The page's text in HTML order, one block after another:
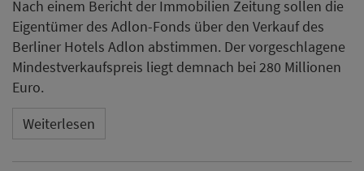
Nach einem Bericht der Immobilien Zeitung sollen die
Eigentümer des Adlon-Fonds über den Verkauf des
Berliner Hotels Adlon abstimmen. Der vorgeschlagene
Mindestverkaufspreis liegt demnach bei 280 Millionen
Euro.
Weiterlesen